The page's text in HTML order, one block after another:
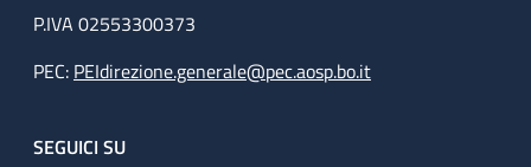
P.IVA 02553300373
PEC: PEIdirezione.generale@pec.aosp.bo.it
SEGUICI SU